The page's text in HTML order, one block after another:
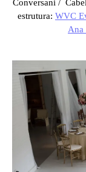
estrutura: WVC
Ana